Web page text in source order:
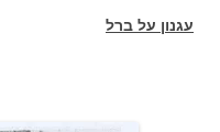
עגנון על ברל